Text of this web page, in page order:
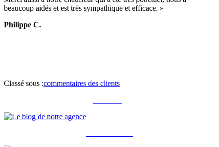
beaucoup aidés et est très sympathique et efficace. »
Philippe C.
Classé sous :commentaires des clients